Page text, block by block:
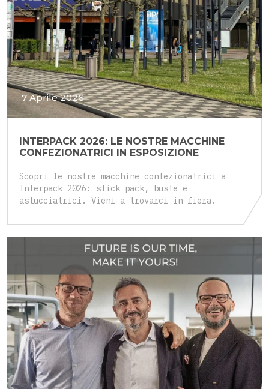
7 Aprile 2026
INTERPACK 2026: LE NOSTRE MACCHINE
CONFEZIONATRICI IN ESPOSIZIONE
Scopri le nostre macchine confezionatrici a
Interpack 2026: stick pack, buste e
astucciatrici. Vieni a trovarci in fiera.